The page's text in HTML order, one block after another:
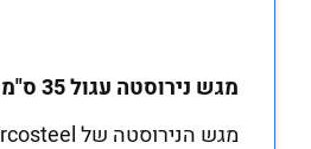
מגש נירוסטה עגול 35 ס"מ מבית Arcosteel